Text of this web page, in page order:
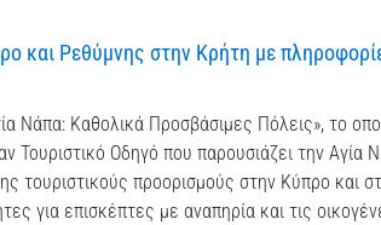
και Ρεθύμνης στην Κρήτη με
Νάπα: Καθολικά Προσβάσιμες Πόλεις», το
Οδηγό που παρουσιάζει την Αγία
τουριστικούς προορισμούς στην Κύπρο και
για επισκέπτες με αναπηρία και τις